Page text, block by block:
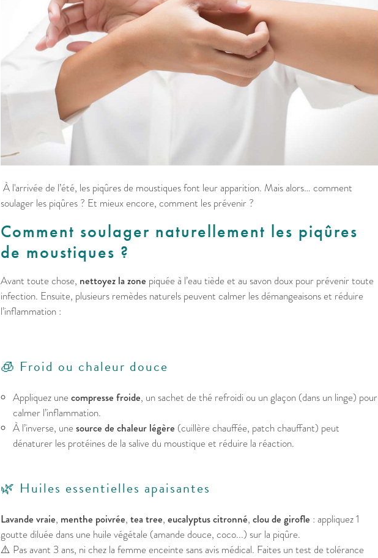
À l'arrivée de l’été, les piqûres de moustiques font leur apparition. Mais alors… comment
soulager les piqûres ? Et mieux encore, comment les prévenir ?
Comment soulager naturellement les piqûres
de moustiques ?
Avant toute chose, nettoyez la zone piquée à l’eau tiède et au savon doux pour prévenir toute
infection. Ensuite, plusieurs remèdes naturels peuvent calmer les démangeaisons et réduire
l’inflammation :
🧊 Froid ou chaleur douce
Appliquez unecompresse froide, un sachet de thé refroidi ou un glaçon (dans un linge) pour
calmer l’inflammation.
À l’inverse, unesource de chaleur légère (cuillère chauffée, patch chauffant) peut
dénaturer les protéines de la salive du moustique et réduire la réaction.
🌿 Huiles essentielles apaisantes
Lavande vraie, menthe poivrée, tea tree, eucalyptus citronné, clou de girofle : appliquez 1
goutte diluée dans une huile végétale (amande douce, coco...) sur la piqûre.
⚠️ Pas avant 3 ans, ni chez la femme enceinte sans avis médical. Faites un test de tolérance